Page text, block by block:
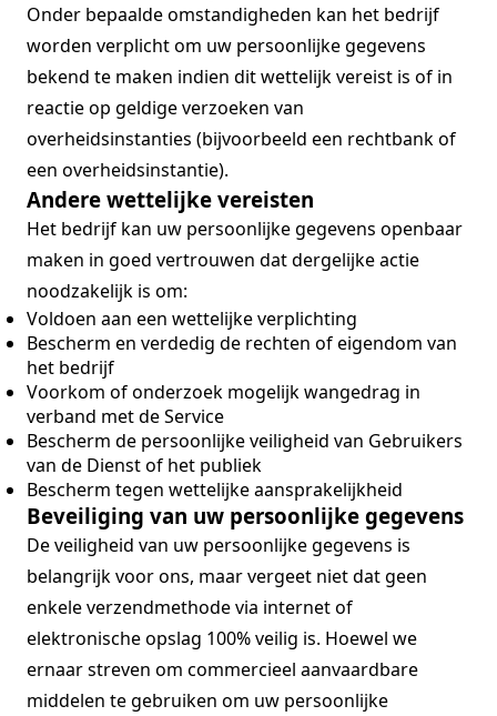
Onder bepaalde omstandigheden kan het bedrijf
worden verplicht om uw persoonlijke gegevens
bekend te maken indien dit wettelijk vereist is of in
reactie op geldige verzoeken van
overheidsinstanties (bijvoorbeeld een rechtbank of
een overheidsinstantie).
Andere wettelijke vereisten
Het bedrijf kan uw persoonlijke gegevens openbaar
maken in goed vertrouwen dat dergelijke actie
noodzakelijk is om:
Voldoen aan een wettelijke verplichting
Bescherm en verdedig de rechten of eigendom van
het bedrijf
Voorkom of onderzoek mogelijk wangedrag in
verband met de Service
Bescherm de persoonlijke veiligheid van Gebruikers
van de Dienst of het publiek
Bescherm tegen wettelijke aansprakelijkheid
Beveiliging van uw persoonlijke gegevens
De veiligheid van uw persoonlijke gegevens is
belangrijk voor ons, maar vergeet niet dat geen
enkele verzendmethode via internet of
elektronische opslag 100% veilig is. Hoewel we
ernaar streven om commercieel aanvaardbare
middelen te gebruiken om uw persoonlijke